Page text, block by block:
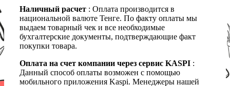
Наличный расчет : Оплата производится в
национальной валюте Тенге. По факту оплаты мы
выдаем товарный чек и все необходимые
бухгалтерские документы, подтверждающие факт
покупки товара.
Оплата на счет компании через сервис KASPI :
Данный способ оплаты возможен с помощью
мобильного приложения Kaspi. Менеджеры нашей